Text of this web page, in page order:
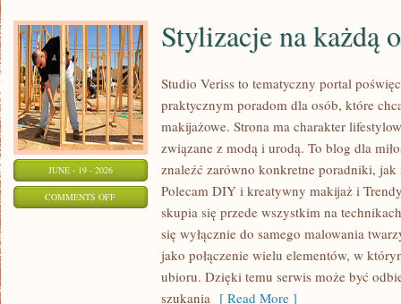
JUNE - 19 - 2026
COMMENTS OFFON
STYLIZACJE
Stylizacje na każdą
Studio Veriss to tematyczny portal
praktycznym poradom dla osób, które
makijażowe. Strona ma charakter
związane z modą i urodą. To blog dla
znaleźć zarówno konkretne poradniki,
Polecam DIY i kreatywny makijaż i
skupia się przede wszystkim na
się wyłącznie do samego malowania
jako połączenie wielu elementów, w
ubioru. Dzięki temu serwis może być
szukania [ Read More ]